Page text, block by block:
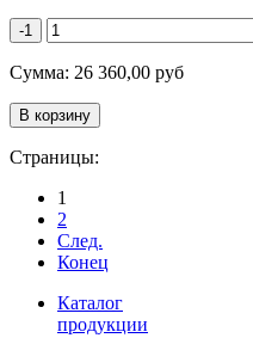
-1
Сумма: 26 360,00 руб
Страницы:
1
2
След.
Конец
Каталог
продукции